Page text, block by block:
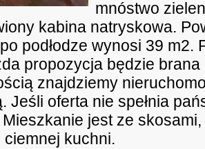
mnóstwo
kabina natryskowa.
podłodze wynosi 39 m2.
propozycja będzie
znajdziemy
Jeśli oferta nie spełnia
jest ze
ciemnej kuchni.